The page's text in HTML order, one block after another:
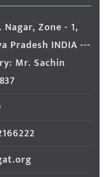
Zone - 1,
Pradesh INDIA ---
Mr. Sachin